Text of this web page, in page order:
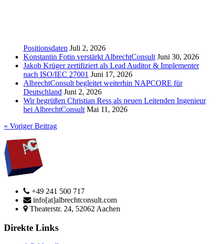
Positionsdaten Juli 2, 2026
Konstantin Fotin verstärkt AlbrechtConsult Juni 30, 2026
Jakob Krüger zertifiziert als Lead Auditor & Implementer
nach ISO/IEC 27001 Juni 17, 2026
AlbrechtConsult begleitet weiterhin NAPCORE für
Deutschland Juni 2, 2026
Wir begrüßen Christian Ress als neuen Leitenden Ingenieur
bei AlbrechtConsult Mai 11, 2026
« Voriger Beitrag
+49 241 500 717
info[at]albrechtconsult.com
Theaterstr. 24, 52062 Aachen
Direkte Links